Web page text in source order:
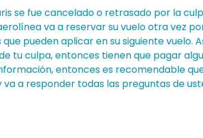
se fue cancelado o retrasado por la
va a reservar su vuelo otra vez
pueden aplicar en su siguiente vuelo.
tu culpa, entonces tienen que pagar
entonces es recomendable
va a responder todas las preguntas de